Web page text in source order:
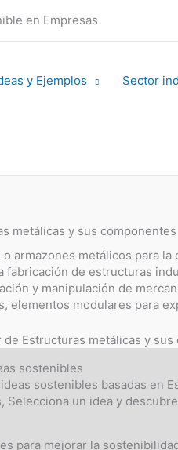
en Empresas
y Ejemplos Sector
metálicas y sus componentes
armazones metálicos para la
de estructuras
y manipulación de
elementos modulares para
Estructuras metálicas y sus
sostenibles
sostenibles basadas en
Selecciona un idea y
para mejorar la